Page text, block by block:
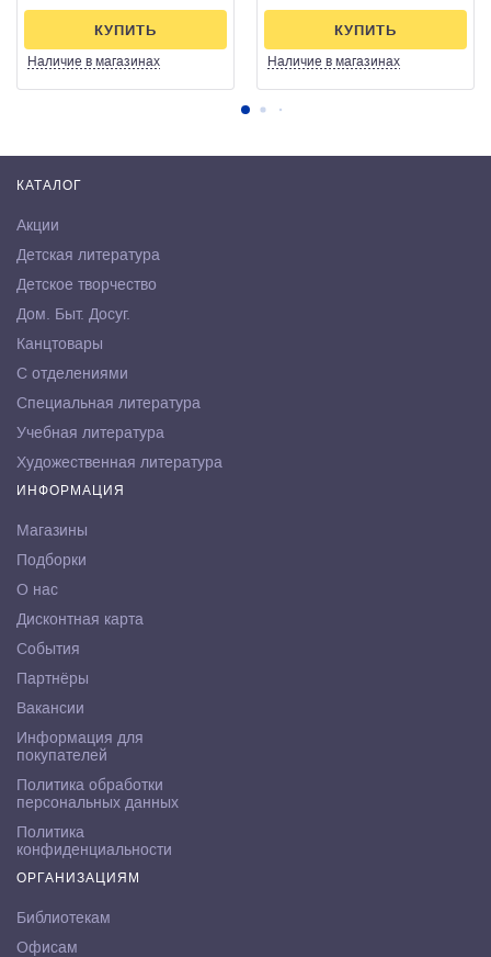
Наличие в магазинах
КУПИТЬ
Наличие в магазинах
КУПИТЬ
КАТАЛОГ
Акции
Детская литература
Детское творчество
Дом. Быт. Досуг.
Канцтовары
С отделениями
Специальная литература
Учебная литература
Художественная литература
ИНФОРМАЦИЯ
Магазины
Подборки
О нас
Дисконтная карта
События
Партнёры
Вакансии
Информация для
покупателей
Политика обработки
персональных данных
Политика
конфиденциальности
ОРГАНИЗАЦИЯМ
Библиотекам
Офисам